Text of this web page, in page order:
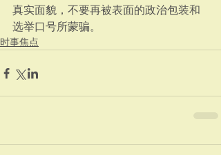
真实面貌，不要再被表面的政治包装和
选举口号所蒙骗。
时事焦点